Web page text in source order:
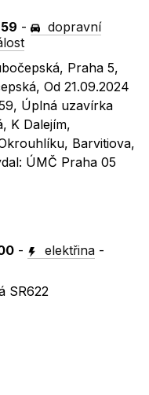
-
dopravní
Praha 5,
Od 21.09.2024
Úplná uzavírka
K Dalejím,
Barvitiova,
ÚMČ Praha 05
- elektřina -
SR622